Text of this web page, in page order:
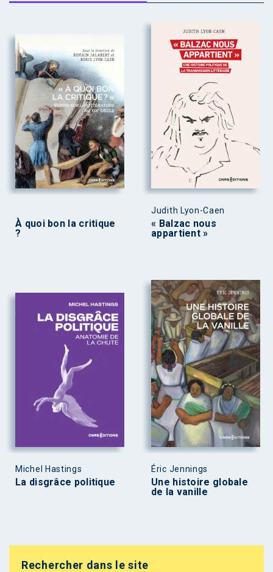
À quoi bon la critique
?
Judith Lyon-Caen
« Balzac nous
appartient »
Michel Hastings
La disgrâce politique
Éric Jennings
Une histoire globale
de la vanille
Rechercher dans le site